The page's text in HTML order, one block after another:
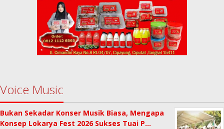
Voice Music
Bukan Sekadar Konser Musik Biasa, Mengapa
Konsep Lokarya Fest 2026 Sukses Tuai P…